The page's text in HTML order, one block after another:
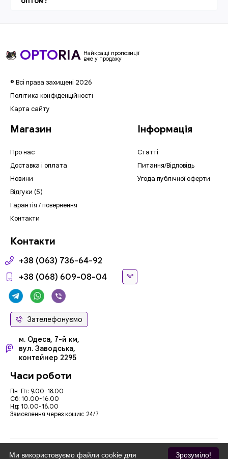
OPTORIA Найкращі пропозиції
вже у продажу
© Всі права захищені 2026
Політика конфіденційності
Карта сайту
Магазин
Про нас
Доставка і оплата
Новини
Відгуки (5)
Гарантія / повернення
Контакти
Інформація
Статті
Питання/Відповідь
Угода публічної оферти
Контакти
+38 (063) 736-64-92
+38 (068) 609-08-04
Зателефонуємо
м. Одеса, 7-й км,
вул. Заводська,
контейнер 2295
Часи роботи
Пн-Пт: 9.00-18.00
Сб: 10.00-16.00
Нд: 10.00-16.00
Замовлення через кошик: 24/7
Зрозуміло!
Ми використовуємо файли cookie для